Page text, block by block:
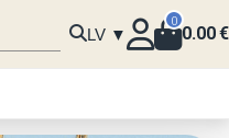
LV ▼
0
0.00€